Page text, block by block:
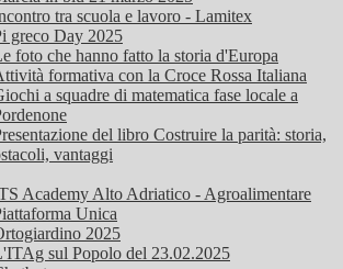
tra scuola e lavoro - Lamitex
greco Day 2025
foto che hanno fatto la storia d'Europa
formativa con la Croce Rossa Italiana
a squadre di matematica fase locale a
del libro Costruire la parità: storia,
vantaggi
Academy Alto Adriatico - Agroalimentare
Unica
2025
sul Popolo del 23.02.2025